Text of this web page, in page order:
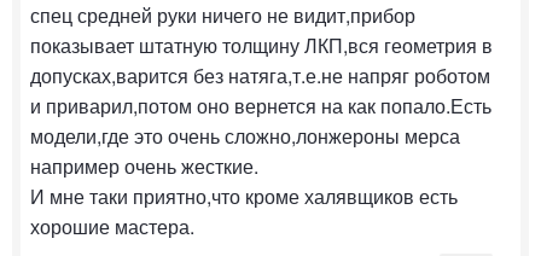
спец средней руки ничего не видит,прибор
показывает штатную толщину ЛКП,вся геометрия в
допусках,варится без натяга,т.е.не напряг роботом
и приварил,потом оно вернется на как попало.Есть
модели,где это очень сложно,лонжероны мерса
например очень жесткие.
И мне таки приятно,что кроме халявщиков есть
хорошие мастера.